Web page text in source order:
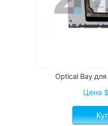
Optical Bay
Цена $